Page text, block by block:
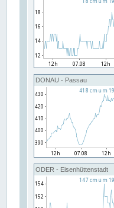
DONAU - Passau
ODER - Eisenhüttenstadt